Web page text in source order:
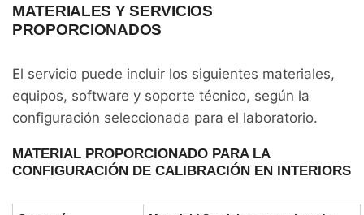
MATERIALES Y SERVICIOS
PROPORCIONADOS
El servicio puede incluir los siguientes materiales,
equipos, software y soporte técnico, según la
configuración seleccionada para el laboratorio.
MATERIAL PROPORCIONADO PARA LA
CONFIGURACIÓN DE CALIBRACIÓN EN INTERIORS